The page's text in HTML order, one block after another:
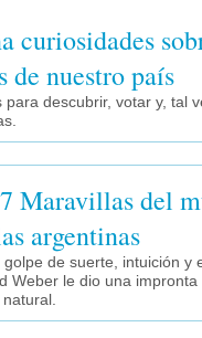
curiosidades
de nuestro país
para descubrir, votar y, tal
Maravillas del
argentinas
de suerte, intuición y
Weber le dio una